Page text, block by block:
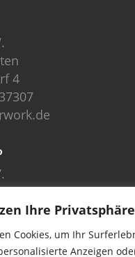
Ihre Privatsphäre
Cookies, um Ihr
Anzeigen
4